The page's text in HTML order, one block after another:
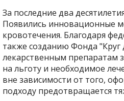
За последние два
Появились инновационные
кровотечения. Благодаря
также созданию Фонда
лекарственным препаратам
на льготу и необходимое
вне зависимости от того,
подходу предотвращается